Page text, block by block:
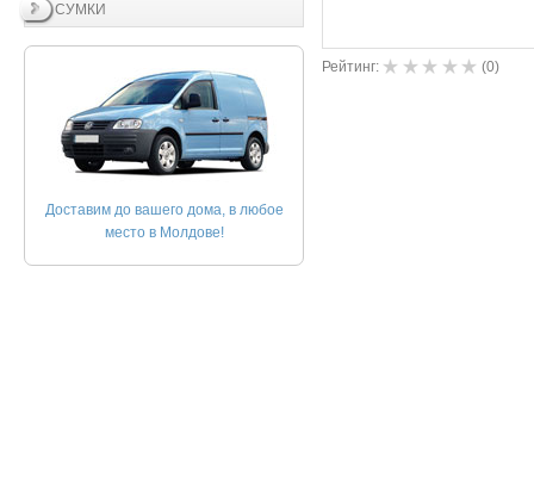
СУМКИ
Доставим до вашего дома, в любое
место в Молдове!
Рейтинг: (0)